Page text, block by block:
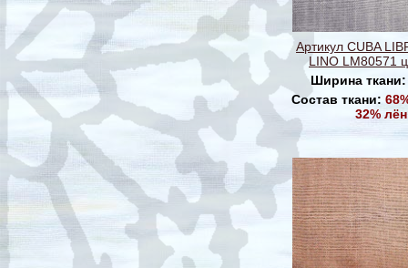
Артикул CUBA
LINO LM80571
Ширина
Состав ткани:
32% лён